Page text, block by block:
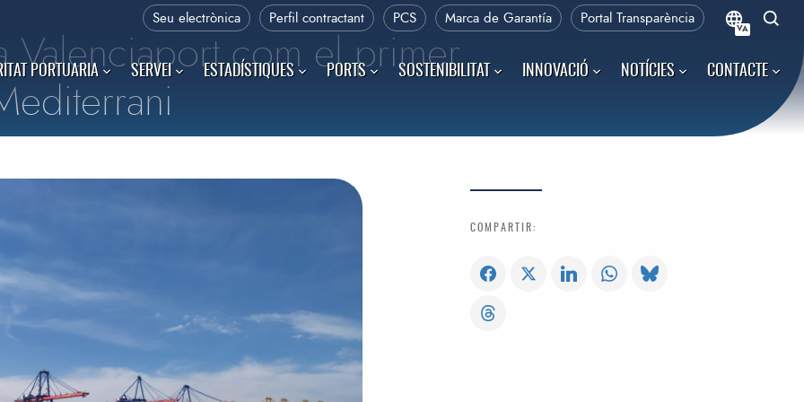
Seu electrònica Perfil contractant PCS Marca de Garantía Portal Transparència
VA
PORTUARIA SERVEI ESTADÍSTIQUES PORTS SOSTENIBILITAT INNOVACIÓ NOTÍCIES CONTACTE
Valenciaport com el primer
COMPARTIR: